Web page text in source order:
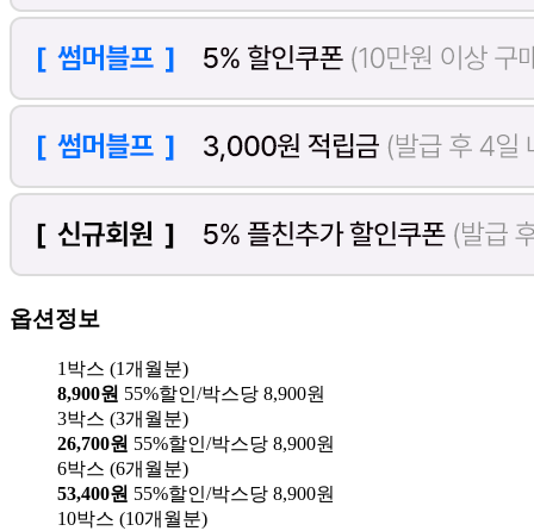
옵션정보
1박스 (1개월분)
8,900원 55%할인/박스당 8,900원
3박스 (3개월분)
26,700원 55%할인/박스당 8,900원
6박스 (6개월분)
53,400원 55%할인/박스당 8,900원
10박스 (10개월분)